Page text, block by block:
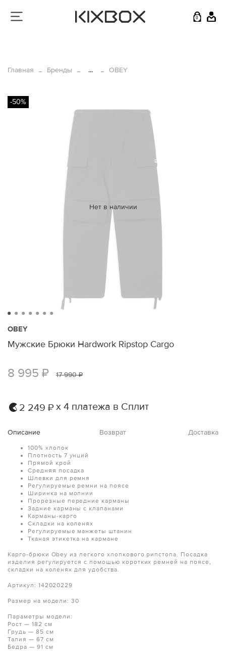
0
Главная Бренды ... OBEY
Нет в наличии
-50%
OBEY
Мужские Брюки Hardwork Ripstop Cargo
8 995 ₽ 17 990 ₽
2 249 ₽ х 4 платежа в Сплит
Описание Возврат Доставка
100% хлопок
Плотность 7 унций
Прямой крой
Средняя посадка
Шлевки для ремня
Регулируемые ремни на поясе
Ширинка на молнии
Прорезные передние карманы
Задние карманы с клапанами
Карманы-карго
Складки на коленях
Регулируемые манжеты штанин
Тканая этикетка на кармане
Карго-брюки Obey из легкого хлопкового рипстопа. Посадка
изделия регулируется с помощью коротких ремней на поясе,
складки на коленях для удобства.
Артикул: 142020229
Размер на модели: 30
Параметры модели:
Рост — 182 см
Грудь — 85 см
Талия — 67 см
Бедра — 91 см